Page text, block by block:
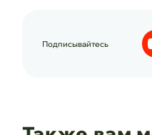
Подписывайтесь